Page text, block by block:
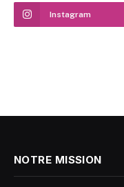
Instagram
NOTRE MISSION